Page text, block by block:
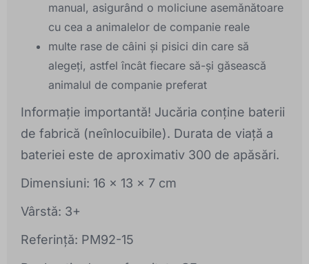
manual, asigurând o moliciune asemănătoare
cu cea a animalelor de companie reale
multe rase de câini și pisici din care să
alegeți, astfel încât fiecare să-și găsească
animalul de companie preferat
Informație importantă! Jucăria conține baterii
de fabrică (neînlocuibile). Durata de viață a
bateriei este de aproximativ 300 de apăsări.
Dimensiuni: 16 x 13 x 7 cm
Vârstă: 3+
Referință: PM92-15